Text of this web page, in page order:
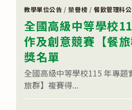
雙
獎!!〉
中
教學單位公告 /榮譽榜 /餐飲管理科
全國高級中等學校
作及創意競賽【餐
獎名單
全國高級中等學校115 年專題
旅群】複賽得...